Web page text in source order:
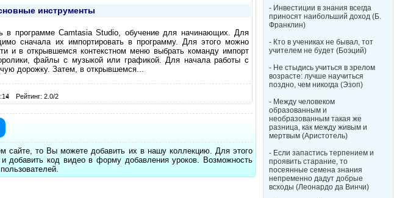
инструменты
в программе Camtasia Studio, обучение для начинающих. Для
сначала их импортировать в программу. Для этого можно
и в открывшемся контекстном меню выбрать команду импорт
файлы с музыкой или графикой. Для начала работы с
дорожку. Затем, в открывшемся...
Рейтинг: 2.0/2
сайте, то Вы можете добавить их в нашу коллекцию. Для этого
добавить код видео в форму добавления уроков. Возможность
- Инвестиции в знания всегда
приносят наибольший доход (Б.
Франклин)
- Кто в учениках не бывал, тот
учителем не будет (Боэций)
- Не стыдись учиться в зрелом
возрасте: лучше научиться
поздно, чем никогда (Эзоп)
- Между человеком
образованным и
необразованным такая же
разница, как между живым и
мертвым (Аристотель)
- Если запастись терпением и
проявить старание, то
посеянные семена знания
непременно дадут добрые
всходы (Леонардо да Винчи)